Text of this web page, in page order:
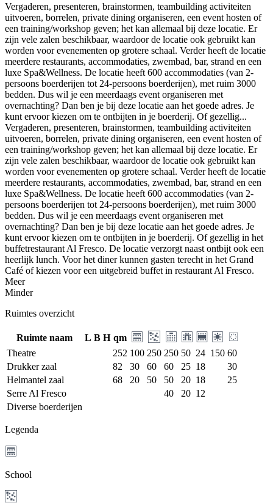
Vergaderen, presenteren, brainstormen, teambuilding activiteiten
uitvoeren, borrelen, private dining organiseren, een event hosten of
een training/workshop geven; het kan allemaal bij deze locatie. Er
zijn vele zalen beschikbaar, waardoor de locatie ook gebruikt kan
worden voor evenementen op grotere schaal. Verder heeft de locatie
meerdere restaurants, accommodaties, zwembad, bar, strand en een
luxe Spa&Wellness. De locatie heeft 600 accommodaties (van 2-
persoons boerderijen tot 24-persoons boerderijen), met ruim 3000
bedden. Dus wil je een meerdaags event organiseren met
overnachting? Dan ben je bij deze locatie aan het goede adres. Je
kunt ervoor kiezen om te ontbijten in je boerderij. Of gezellig...
Vergaderen, presenteren, brainstormen, teambuilding activiteiten
uitvoeren, borrelen, private dining organiseren, een event hosten of
een training/workshop geven; het kan allemaal bij deze locatie. Er
zijn vele zalen beschikbaar, waardoor de locatie ook gebruikt kan
worden voor evenementen op grotere schaal. Verder heeft de locatie
meerdere restaurants, accommodaties, zwembad, bar, strand en een
luxe Spa&Wellness. De locatie heeft 600 accommodaties (van 2-
persoons boerderijen tot 24-persoons boerderijen), met ruim 3000
bedden. Dus wil je een meerdaags event organiseren met
overnachting? Dan ben je bij deze locatie aan het goede adres. Je
kunt ervoor kiezen om te ontbijten in je boerderij. Of gezellig in het
buffetrestaurant Al Fresco. De locatie verzorgt naast ontbijt ook een
heerlijk lunch. Voor het diner kunnen gasten terecht in het Grand
Café of kiezen voor een uitgebreid buffet in restaurant Al Fresco.
Meer
Minder
Ruimtes overzicht
Ruimte naam L B H qm
Theatre
252 100 250 250 50 24 150 60
Drukker zaal
82 30 60 60 25 18
30
Helmantel zaal
68 20 50 50 20 18
25
Serre Al Fresco
40 20 12
Diverse boerderijen
Legenda
School